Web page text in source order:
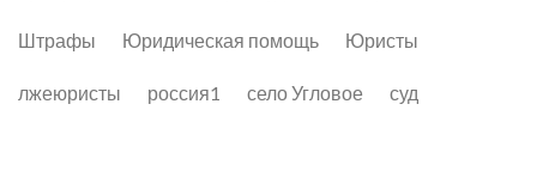
Штрафы Юридическая помощь Юристы
лжеюристы россия1 село Угловое суд